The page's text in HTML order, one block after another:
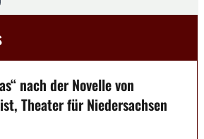
nach der Novelle von
Theater für Niedersachsen